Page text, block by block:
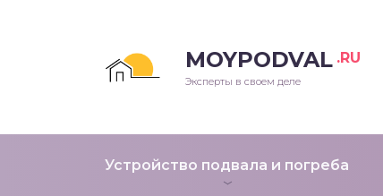
MOYPODVAL .RU
Эксперты в своем деле
Устройство подвала и погреба